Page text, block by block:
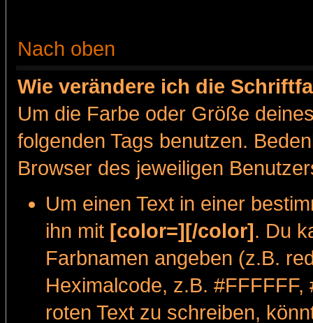
Nach oben
Wie verändere ich die
Um die Farbe oder Größe
folgenden Tags benutzen.
Browser des jeweiligen
Um einen Text in einer
ihn mit [color=][/color]. Du
Farbnamen angeben (z.B.
Heximalcode, z.B.
roten Text zu schreiben,